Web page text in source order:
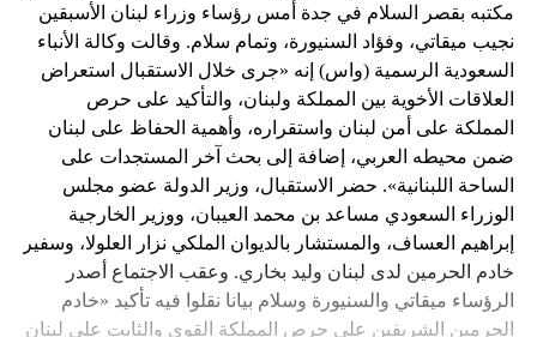
مكتبه بقصر السلام في جدة أمس رؤساء وزراء لبنان الأسبقين
نجيب ميقاتي، وفؤاد السنيورة، وتمام سلام. وقالت وكالة الأنباء
السعودية الرسمية (واس) إنه «جرى خلال الاستقبال استعراض
العلاقات الأخوية بين المملكة ولبنان، والتأكيد على حرص
المملكة على أمن لبنان واستقراره، وأهمية الحفاظ على لبنان
ضمن محيطه العربي، إضافة إلى بحث آخر المستجدات على
الساحة اللبنانية». حضر الاستقبال، وزير الدولة عضو مجلس
الوزراء السعودي مساعد بن محمد العيبان، ووزير الخارجية
إبراهيم العساف، والمستشار بالديوان الملكي نزار العلولا، وسفير
خادم الحرمين لدى لبنان وليد بخاري. وعقب الاجتماع أصدر
الرؤساء ميقاتي والسنيورة وسلام بيانا نقلوا فيه تأكيد «خادم
الحرمين الشريفين على حرص المملكة القوي والثابت على لبنان